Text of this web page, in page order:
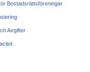
Bostadsrättsföreningar
Avgifter